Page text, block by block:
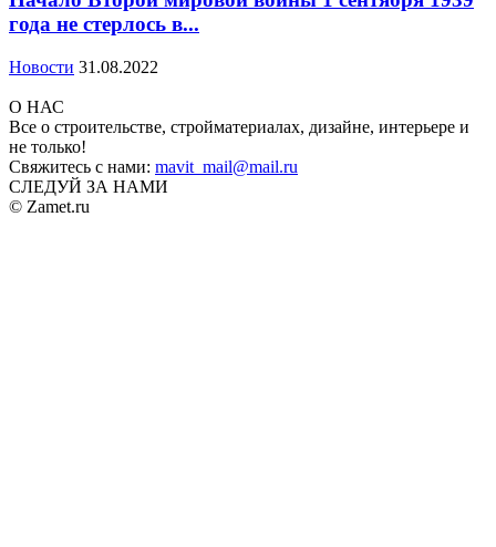
года не стерлось в...
Новости 31.08.2022
О НАС
Все о строительстве, стройматериалах, дизайне, интерьере и
не только!
Свяжитесь с нами: mavit_mail@mail.ru
СЛЕДУЙ ЗА НАМИ
© Zamet.ru